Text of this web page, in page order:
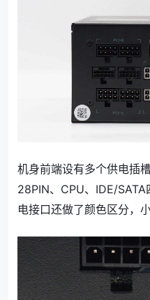
机身前端设有多个供电插
28PIN、CPU、IDE/
电接口还做了颜色区分，